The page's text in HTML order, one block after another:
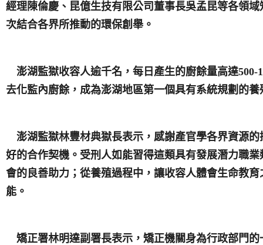
經理陳倫慶、昆億生技有限公司董事長吳孟昆等各領
次結合各界所推動的環保創舉。
澎湖監獄收容人逾千名，每日產生的廚餘量高達500-
去化監內廚餘，成為澎湖地區第一個具有系統規劃的
澎湖監獄林豐材典獄長表示，感謝產官學各界資源
好的合作契機。受刑人如能習得這類具有發展潛力職
會的良善助力；從養殖過程中，讓收容人體會生命教
能。
矯正署林明達副署長表示，矯正機關身為行政部門